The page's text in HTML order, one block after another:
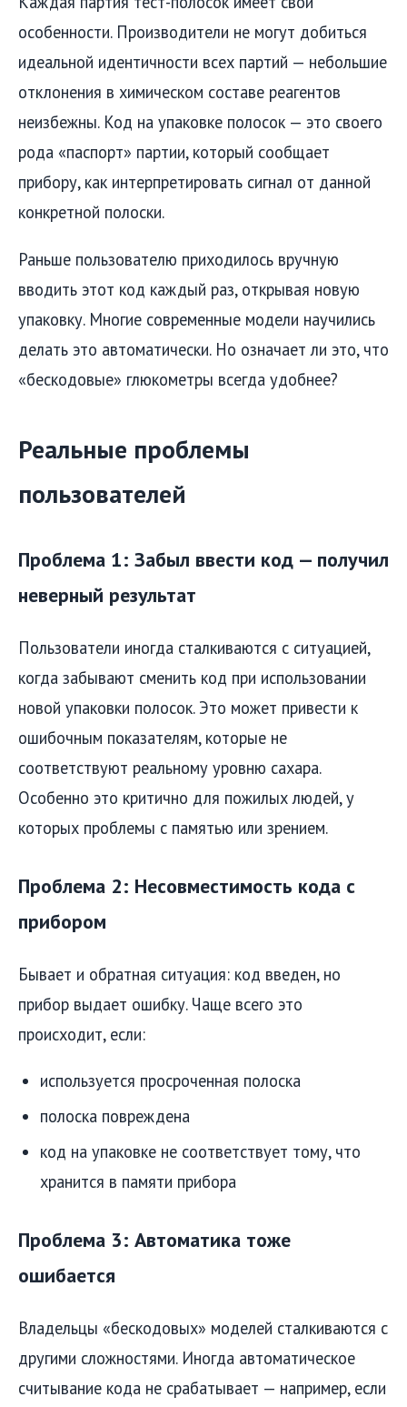
особенности. Производители не могут добиться
идеальной идентичности всех партий — небольшие
отклонения в химическом составе реагентов
неизбежны. Код на упаковке полосок — это своего
рода «паспорт» партии, который сообщает
прибору, как интерпретировать сигнал от данной
конкретной полоски.
Раньше пользователю приходилось вручную
вводить этот код каждый раз, открывая новую
упаковку. Многие современные модели научились
делать это автоматически. Но означает ли это, что
«бескодовые» глюкометры всегда удобнее?
Реальные проблемы
пользователей
Проблема 1: Забыл ввести код — получил
неверный результат
Пользователи иногда сталкиваются с ситуацией,
когда забывают сменить код при использовании
новой упаковки полосок. Это может привести к
ошибочным показателям, которые не
соответствуют реальному уровню сахара.
Особенно это критично для пожилых людей, у
которых проблемы с памятью или зрением.
Проблема 2: Несовместимость кода с
прибором
Бывает и обратная ситуация: код введен, но
прибор выдает ошибку. Чаще всего это
происходит, если:
используется просроченная полоска
полоска повреждена
код на упаковке не соответствует тому, что
хранится в памяти прибора
Проблема 3: Автоматика тоже
ошибается
Владельцы «бескодовых» моделей сталкиваются с
другими сложностями. Иногда автоматическое
считывание кода не срабатывает — например, если